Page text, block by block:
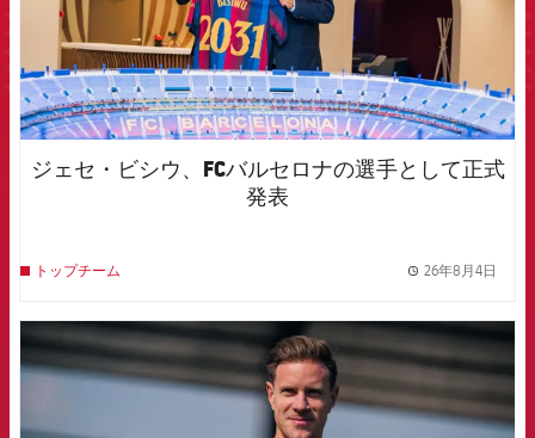
ジェセ・ビシウ、FCバルセロナの選手として正式
発表
トップチーム 26年8月4日
FCB Barcelona badge